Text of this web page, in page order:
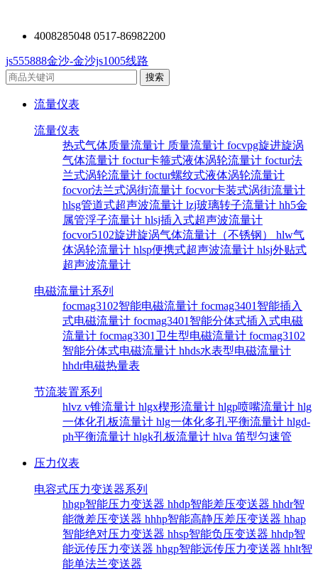
4008285048 0517-86982200
js555888金沙-金沙js1005线路
流量仪表
流量仪表
热式气体质量流量计 质量流量计 focvpg旋进旋涡
气体流量计 foctur卡箍式液体涡轮流量计 foctur法
兰式涡轮流量计 foctur螺纹式液体涡轮流量计
focvor法兰式涡街流量计 focvor卡装式涡街流量计
hlsg管道式超声波流量计 lzj玻璃转子流量计 hh5金
属管浮子流量计 hlsj插入式超声波流量计
focvor5102旋进旋涡气体流量计（不锈钢） hlw气
体涡轮流量计 hlsp便携式超声波流量计 hlsj外贴式
超声波流量计
电磁流量计系列
focmag3102智能电磁流量计 focmag3401智能插入
式电磁流量计 focmag3401智能分体式插入式电磁
流量计 focmag3301卫生型电磁流量计 focmag3102
智能分体式电磁流量计 hhds水表型电磁流量计
hhdr电磁热量表
节流装置系列
hlvz v锥流量计 hlgx楔形流量计 hlgp喷嘴流量计 hlg
一体化孔板流量计 hlg一体化多孔平衡流量计 hlgd-
ph平衡流量计 hlgk孔板流量计 hlva 笛型匀速管
压力仪表
电容式压力变送器系列
hhgp智能压力变送器 hhdp智能差压变送器 hhdr智
能微差压变送器 hhhp智能高静压差压变送器 hhap
智能绝对压力变送器 hhsp智能负压变送器 hhdp智
能远传压力变送器 hhgp智能远传压力变送器 hhlt智
能单法兰变送器